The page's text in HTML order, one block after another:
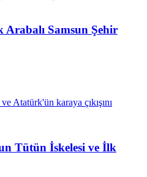
Arabalı Samsun Şehir
Tütün İskelesi ve İlk